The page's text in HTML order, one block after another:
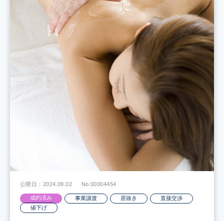
公開日：2024.09.02 No.00004454
成約済み 事業譲渡 居抜き
直接交渉
値下げ